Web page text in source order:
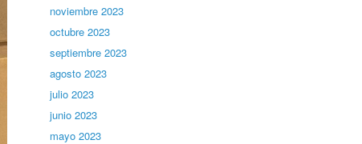
noviembre 2023
octubre 2023
septiembre 2023
agosto 2023
julio 2023
junio 2023
mayo 2023